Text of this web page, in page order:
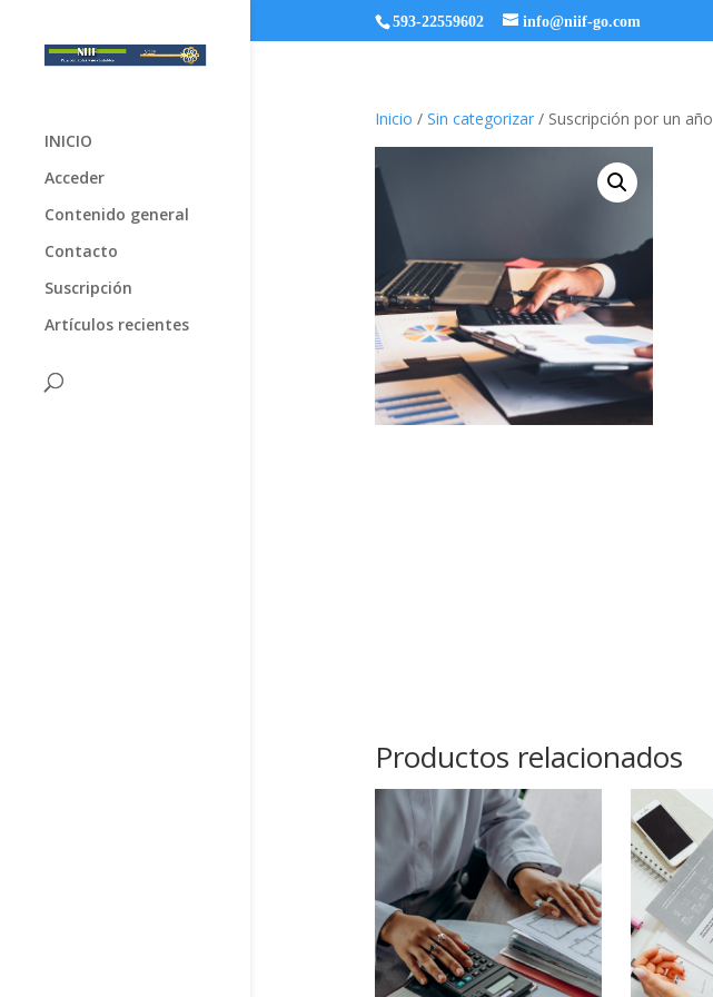
593-22559602 info@niif-go.com
INICIO
Acceder
Contenido general
Contacto
Suscripción
Artículos recientes
Inicio / Sin categorizar/ Suscripción por un año
Productos relacionados